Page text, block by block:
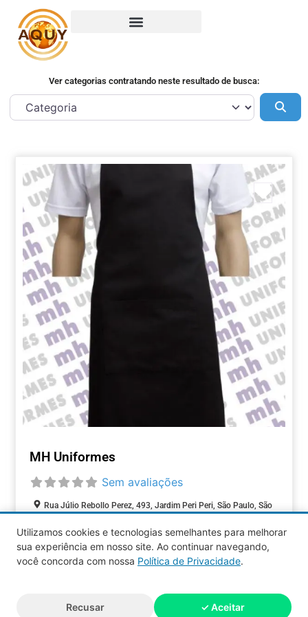
Ver categorias contratando neste resultado de busca:
MH Uniformes
Sem avaliações
Rua Júlio Rebollo Perez, 493, Jardim Peri Peri, São Paulo, São
COMÉRCIOS
reservados.
Utilizamos cookies e tecnologias semelhantes para melhorar
sua experiência em nosso site. Ao continuar navegando,
você concorda com nossa Política de Privacidade.
Recusar ✓ Aceitar